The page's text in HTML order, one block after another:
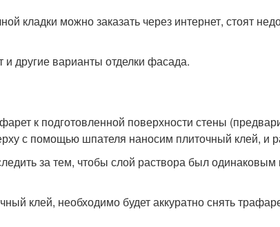
кладки можно заказать через интернет, стоят
другие варианты отделки фасада.
к подготовленной поверхности стены
с помощью шпателя наносим плиточный клей, и
за тем, чтобы слой раствора был одинаковым
клей, необходимо будет аккуратно снять